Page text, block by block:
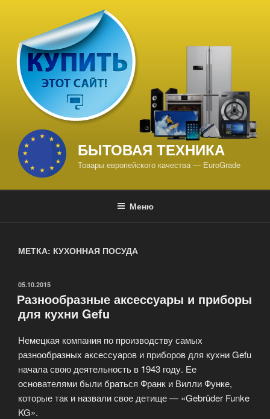
содержимому
БЫТОВАЯ ТЕХНИКА
Товары европейского качества — EuroGrade
Меню
МЕТКА: КУХОННАЯ ПОСУДА
ОПУБЛИКОВАНО
05.10.2015
Разнообразные аксессуары и приборы
для кухни Gefu
Немецкая компания по производству самых
разнообразных аксессуаров и приборов для кухни Gefu
начала свою деятельность в 1943 году. Ее
основателями были браться Франк и Вилли Функе,
которые так и назвали свое детище — «Gebrüder Funke
KG».